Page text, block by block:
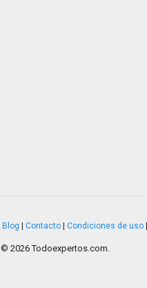
Blog Contacto Condiciones de uso
© 2026 Todoexpertos.com.